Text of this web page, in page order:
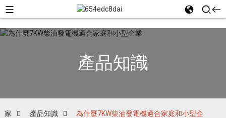
產品知識
家 產品知識
為什麼7KW柴油發電機適合家庭和小型企